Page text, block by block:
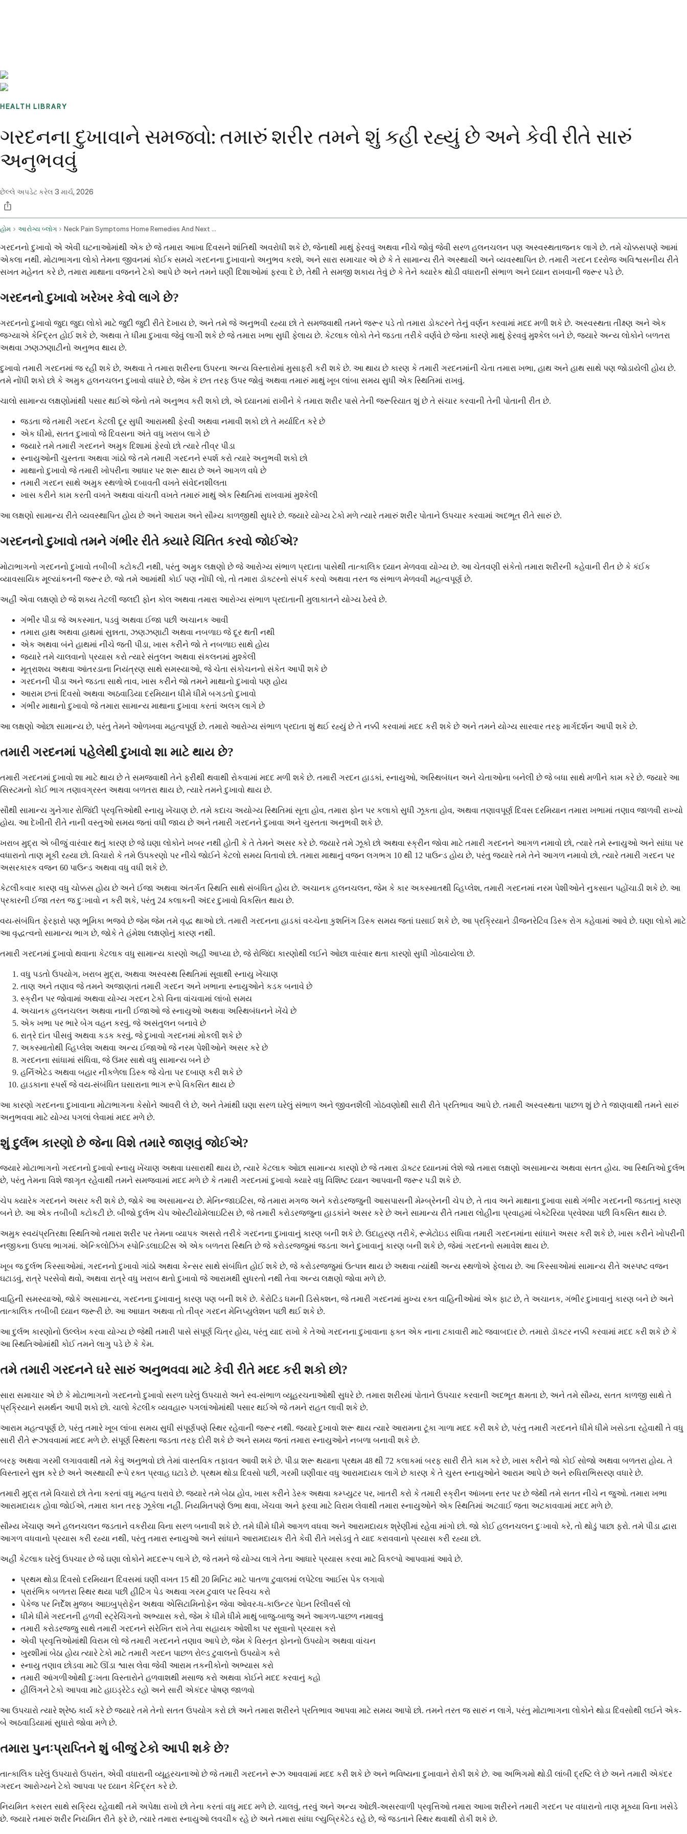
HEALTH LIBRARY
ગરદનના દુખાવાને સમજવો: તમારું શરીર તમને શું કહી રહ્યું છે અને કેવી રીતે સારું
અનુભવવું
છેલ્લે અપડેટ કરેલ 3 માર્ચ, 2026
હોમ આરોગ્ય બ્લોગ Neck Pain Symptoms Home Remedies And Next Steps
ગરદનનો દુખાવો એ એવી ઘટનાઓમાંથી એક છે જે તમારા આખા દિવસને શાંતિથી અવરોધી શકે છે, જેનાથી માથું ફેરવવું અથવા નીચે જોવું જેવી સરળ હલનચલન પણ અસ્વસ્થતાજનક લાગે છે. તમે ચોક્કસપણે આમાં
એકલા નથી. મોટાભાગના લોકો તેમના જીવનમાં કોઈક સમયે ગરદનના દુખાવાનો અનુભવ કરશે, અને સારા સમાચાર એ છે કે તે સામાન્ય રીતે અસ્થાયી અને વ્યવસ્થાપિત છે. તમારી ગરદન દરરોજ અવિશ્વસનીય રીતે
સખત મહેનત કરે છે, તમારા માથાના વજનને ટેકો આપે છે અને તમને ઘણી દિશાઓમાં ફરવા દે છે, તેથી તે સમજી શકાય તેવું છે કે તેને ક્યારેક થોડી વધારાની સંભાળ અને ધ્યાન રાખવાની જરૂર પડે છે.
ગરદનનો દુખાવો ખરેખર કેવો લાગે છે?
ગરદનનો દુખાવો જુદા જુદા લોકો માટે જુદી જુદી રીતે દેખાય છે, અને તમે જે અનુભવી રહ્યા છો તે સમજવાથી તમને જરૂર પડે તો તમારા ડોક્ટરને તેનું વર્ણન કરવામાં મદદ મળી શકે છે. અસ્વસ્થતા તીક્ષ્ણ અને એક
જગ્યાએ કેન્દ્રિત હોઈ શકે છે, અથવા તે ધીમા દુખાવા જેવું લાગી શકે છે જે તમારા ખભા સુધી ફેલાય છે. કેટલાક લોકો તેને જડતા તરીકે વર્ણવે છે જેના કારણે માથું ફેરવવું મુશ્કેલ બને છે, જ્યારે અન્ય લોકોને બળતરા
અથવા ઝણઝણાટીનો અનુભવ થાય છે.
દુખાવો તમારી ગરદનમાં જ રહી શકે છે, અથવા તે તમારા શરીરના ઉપરના અન્ય વિસ્તારોમાં મુસાફરી કરી શકે છે. આ થાય છે કારણ કે તમારી ગરદનમાંની ચેતા તમારા ખભા, હાથ અને હાથ સાથે પણ જોડાયેલી હોય છે.
તમે નોંધી શકો છો કે અમુક હલનચલન દુખાવો વધારે છે, જેમ કે છત તરફ ઉપર જોવું અથવા તમારું માથું ખૂબ લાંબા સમય સુધી એક સ્થિતિમાં રાખવું.
ચાલો સામાન્ય લક્ષણોમાંથી પસાર થઈએ જેનો તમે અનુભવ કરી શકો છો, એ ધ્યાનમાં રાખીને કે તમારા શરીર પાસે તેની જરૂરિયાત શું છે તે સંચાર કરવાની તેની પોતાની રીત છે.
જડતા જે તમારી ગરદન કેટલી દૂર સુધી આરામથી ફેરવી અથવા નમાવી શકો છો તે મર્યાદિત કરે છે
એક ધીમો, સતત દુખાવો જે દિવસના અંતે વધુ ખરાબ લાગે છે
જ્યારે તમે તમારી ગરદનને અમુક દિશામાં ફેરવો છો ત્યારે તીવ્ર પીડા
સ્નાયુઓની ચુસ્તતા અથવા ગાંઠો જે તમે તમારી ગરદનને સ્પર્શ કરો ત્યારે અનુભવી શકો છો
માથાનો દુખાવો જે તમારી ખોપરીના આધાર પર શરૂ થાય છે અને આગળ વધે છે
તમારી ગરદન સાથે અમુક સ્થળોએ દબાવતી વખતે સંવેદનશીલતા
ખાસ કરીને કામ કરતી વખતે અથવા વાંચતી વખતે તમારું માથું એક સ્થિતિમાં રાખવામાં મુશ્કેલી
આ લક્ષણો સામાન્ય રીતે વ્યવસ્થાપિત હોય છે અને આરામ અને સૌમ્ય કાળજીથી સુધરે છે. જ્યારે યોગ્ય ટેકો મળે ત્યારે તમારું શરીર પોતાને ઉપચાર કરવામાં અદભૂત રીતે સારું છે.
ગરદનનો દુખાવો તમને ગંભીર રીતે ક્યારે ચિંતિત કરવો જોઈએ?
મોટાભાગનો ગરદનનો દુખાવો તબીબી કટોકટી નથી, પરંતુ અમુક લક્ષણો છે જે આરોગ્ય સંભાળ પ્રદાતા પાસેથી તાત્કાલિક ધ્યાન મેળવવા યોગ્ય છે. આ ચેતવણી સંકેતો તમારા શરીરની કહેવાની રીત છે કે કંઈક
વ્યાવસાયિક મૂલ્યાંકનની જરૂર છે. જો તમે આમાંથી કોઈ પણ નોંધી લો, તો તમારા ડૉક્ટરનો સંપર્ક કરવો અથવા તરત જ સંભાળ મેળવવી મહત્વપૂર્ણ છે.
અહીં એવા લક્ષણો છે જે શક્ય તેટલી જલદી ફોન કોલ અથવા તમારા આરોગ્ય સંભાળ પ્રદાતાની મુલાકાતને યોગ્ય ઠેરવે છે.
ગંભીર પીડા જે અકસ્માત, પડવું અથવા ઈજા પછી અચાનક આવી
તમારા હાથ અથવા હાથમાં સુન્નતા, ઝણઝણાટી અથવા નબળાઇ જે દૂર થતી નથી
એક અથવા બંને હાથમાં નીચે જતી પીડા, ખાસ કરીને જો તે નબળાઇ સાથે હોય
જ્યારે તમે ચાલવાનો પ્રયાસ કરો ત્યારે સંતુલન અથવા સંકલનમાં મુશ્કેલી
મૂત્રાશય અથવા આંતરડાના નિયંત્રણ સાથે સમસ્યાઓ, જે ચેતા સંકોચનનો સંકેત આપી શકે છે
ગરદનની પીડા અને જડતા સાથે તાવ, ખાસ કરીને જો તમને માથાનો દુખાવો પણ હોય
આરામ છતાં દિવસો અથવા અઠવાડિયા દરમિયાન ધીમે ધીમે બગડતો દુખાવો
ગંભીર માથાનો દુખાવો જે તમારા સામાન્ય માથાના દુખાવા કરતાં અલગ લાગે છે
આ લક્ષણો ઓછા સામાન્ય છે, પરંતુ તેમને ઓળખવા મહત્વપૂર્ણ છે. તમારો આરોગ્ય સંભાળ પ્રદાતા શું થઈ રહ્યું છે તે નક્કી કરવામાં મદદ કરી શકે છે અને તમને યોગ્ય સારવાર તરફ માર્ગદર્શન આપી શકે છે.
તમારી ગરદનમાં પહેલેથી દુખાવો શા માટે થાય છે?
તમારી ગરદનમાં દુખાવો શા માટે થાય છે તે સમજવાથી તેને ફરીથી થવાથી રોકવામાં મદદ મળી શકે છે. તમારી ગરદન હાડકાં, સ્નાયુઓ, અસ્થિબંધન અને ચેતાઓના બનેલી છે જે બધા સાથે મળીને કામ કરે છે. જ્યારે આ
સિસ્ટમનો કોઈ ભાગ તણાવગ્રસ્ત અથવા બળતરા થાય છે, ત્યારે તમને દુખાવો થાય છે.
સૌથી સામાન્ય ગુનેગાર રોજિંદી પ્રવૃત્તિઓથી સ્નાયુ ખેંચાણ છે. તમે કદાચ અયોગ્ય સ્થિતિમાં સૂતા હોવ, તમારા ફોન પર કલાકો સુધી ઝૂકતા હોવ, અથવા તણાવપૂર્ણ દિવસ દરમિયાન તમારા ખભામાં તણાવ જાળવી રાખ્યો
હોય. આ દેખીતી રીતે નાની વસ્તુઓ સમય જતાં વધી જાય છે અને તમારી ગરદનને દુખાવા અને ચુસ્તતા અનુભવી શકે છે.
ખરાબ મુદ્રા એ બીજું વારંવાર થતું કારણ છે જે ઘણા લોકોને ખબર નથી હોતી કે તે તેમને અસર કરે છે. જ્યારે તમે ઝૂકો છો અથવા સ્ક્રીન જોવા માટે તમારી ગરદનને આગળ નમાવો છો, ત્યારે તમે સ્નાયુઓ અને સાંધા પર
વધારાનો તાણ મૂકી રહ્યા છો. વિચારો કે તમે ઉપકરણો પર નીચે જોઈને કેટલો સમય વિતાવો છો. તમારા માથાનું વજન લગભગ 10 થી 12 પાઉન્ડ હોય છે, પરંતુ જ્યારે તમે તેને આગળ નમાવો છો, ત્યારે તમારી ગરદન પર
અસરકારક વજન 60 પાઉન્ડ અથવા વધુ વધી શકે છે.
કેટલીકવાર કારણ વધુ ચોક્કસ હોય છે અને ઈજા અથવા અંતર્ગત સ્થિતિ સાથે સંબંધિત હોય છે. અચાનક હલનચલન, જેમ કે કાર અકસ્માતથી વ્હિપ્લેશ, તમારી ગરદનમાં નરમ પેશીઓને નુકસાન પહોંચાડી શકે છે. આ
પ્રકારની ઈજા તરત જ દુઃખાવો ન કરી શકે, પરંતુ 24 કલાકની અંદર દુખાવો વિકસિત થાય છે.
વય-સંબંધિત ફેરફારો પણ ભૂમિકા ભજવે છે જેમ જેમ તમે વૃદ્ધ થાઓ છો. તમારી ગરદનના હાડકાં વચ્ચેના કુશનિંગ ડિસ્ક સમય જતાં ઘસાઈ શકે છે, આ પ્રક્રિયાને ડીજનરેટિવ ડિસ્ક રોગ કહેવામાં આવે છે. ઘણા લોકો માટે
આ વૃદ્ધત્વનો સામાન્ય ભાગ છે, જોકે તે હંમેશા લક્ષણોનું કારણ નથી.
તમારી ગરદનમાં દુખાવો થવાના કેટલાક વધુ સામાન્ય કારણો અહીં આપ્યા છે, જે રોજિંદા કારણોથી લઈને ઓછા વારંવાર થતા કારણો સુધી ગોઠવાયેલા છે.
વધુ પડતો ઉપયોગ, ખરાબ મુદ્રા, અથવા અસ્વસ્થ સ્થિતિમાં સૂવાથી સ્નાયુ ખેંચાણ
તાણ અને તણાવ જે તમને અજાણતાં તમારી ગરદન અને ખભાના સ્નાયુઓને કડક બનાવે છે
સ્ક્રીન પર જોવામાં અથવા યોગ્ય ગરદન ટેકો વિના વાંચવામાં લાંબો સમય
અચાનક હલનચલન અથવા નાની ઈજાઓ જે સ્નાયુઓ અથવા અસ્થિબંધનને ખેંચે છે
એક ખભા પર ભારે બેગ વહન કરવું, જે અસંતુલન બનાવે છે
રાત્રે દાંત પીસવું અથવા કડક કરવું, જે દુખાવો ગરદનમાં મોકલી શકે છે
અકસ્માતોથી વ્હિપ્લેશ અથવા અન્ય ઈજાઓ જે નરમ પેશીઓને અસર કરે છે
ગરદનના સાંધામાં સંધિવા, જે ઉંમર સાથે વધુ સામાન્ય બને છે
હર્નિએટેડ અથવા બહાર નીકળેલા ડિસ્ક જે ચેતા પર દબાણ કરી શકે છે
હાડકાના સ્પર્સ જે વય-સંબંધિત ઘસારાના ભાગ રૂપે વિકસિત થાય છે
આ કારણો ગરદનના દુખાવાના મોટાભાગના કેસોને આવરી લે છે, અને તેમાંથી ઘણા સરળ ઘરેલું સંભાળ અને જીવનશૈલી ગોઠવણોથી સારી રીતે પ્રતિભાવ આપે છે. તમારી અસ્વસ્થતા પાછળ શું છે તે જાણવાથી તમને સારું
અનુભવવા માટે યોગ્ય પગલાં લેવામાં મદદ મળે છે.
શું દુર્લભ કારણો છે જેના વિશે તમારે જાણવું જોઈએ?
જ્યારે મોટાભાગનો ગરદનનો દુખાવો સ્નાયુ ખેંચાણ અથવા ઘસારાથી થાય છે, ત્યારે કેટલાક ઓછા સામાન્ય કારણો છે જે તમારા ડૉક્ટર ધ્યાનમાં લેશે જો તમારા લક્ષણો અસામાન્ય અથવા સતત હોય. આ સ્થિતિઓ દુર્લભ
છે, પરંતુ તેમના વિશે જાગૃત રહેવાથી તમને સમજવામાં મદદ મળે છે કે તમારી ગરદનમાં દુખાવો ક્યારે વધુ વિશિષ્ટ ધ્યાન આપવાની જરૂર પડી શકે છે.
ચેપ ક્યારેક ગરદનને અસર કરી શકે છે, જોકે આ અસામાન્ય છે. મેનિન્જાઇટિસ, જે તમારા મગજ અને કરોડરજ્જુની આસપાસની મેમ્બ્રેનની ચેપ છે, તે તાવ અને માથાના દુખાવા સાથે ગંભીર ગરદનની જડતાનું કારણ
બને છે. આ એક તબીબી કટોકટી છે. બીજો દુર્લભ ચેપ ઓસ્ટીયોમેલાઇટિસ છે, જે તમારી કરોડરજ્જુના હાડકાંને અસર કરે છે અને સામાન્ય રીતે તમારા લોહીના પ્રવાહમાં બેક્ટેરિયા પ્રવેશ્યા પછી વિકસિત થાય છે.
અમુક સ્વયંપ્રતિરક્ષા સ્થિતિઓ તમારા શરીર પર તેમના વ્યાપક અસરો તરીકે ગરદનના દુખાવાનું કારણ બની શકે છે. ઉદાહરણ તરીકે, રૂમેટોઇડ સંધિવા તમારી ગરદનમાંના સાંધાને અસર કરી શકે છે, ખાસ કરીને ખોપરીની
નજીકના ઉપલા ભાગમાં. એન્કિલોઝિંગ સ્પોન્ડિલાઇટિસ એ એક બળતરા સ્થિતિ છે જે કરોડરજ્જુમાં જડતા અને દુખાવાનું કારણ બની શકે છે, જેમાં ગરદનનો સમાવેશ થાય છે.
ખૂબ જ દુર્લભ કિસ્સાઓમાં, ગરદનનો દુખાવો ગાંઠો અથવા કેન્સર સાથે સંબંધિત હોઈ શકે છે, જે કરોડરજ્જુમાં ઉત્પન્ન થાય છે અથવા ત્યાંથી અન્ય સ્થળોએ ફેલાય છે. આ કિસ્સાઓમાં સામાન્ય રીતે અસ્પષ્ટ વજન
ઘટાડવું, રાત્રે પરસેવો થવો, અથવા રાત્રે વધુ ખરાબ થતો દુખાવો જે આરામથી સુધરતો નથી તેવા અન્ય લક્ષણો જોવા મળે છે.
વાહિની સમસ્યાઓ, જોકે અસામાન્ય, ગરદનના દુખાવાનું કારણ પણ બની શકે છે. કેરોટિડ ધમની ડિસેક્શન, જે તમારી ગરદનમાં મુખ્ય રક્ત વાહિનીઓમાં એક ફાટ છે, તે અચાનક, ગંભીર દુખાવાનું કારણ બને છે અને
તાત્કાલિક તબીબી ધ્યાન જરૂરી છે. આ આઘાત અથવા તો તીવ્ર ગરદન મેનિપ્યુલેશન પછી થઈ શકે છે.
આ દુર્લભ કારણોનો ઉલ્લેખ કરવા યોગ્ય છે જેથી તમારી પાસે સંપૂર્ણ ચિત્ર હોય, પરંતુ યાદ રાખો કે તેઓ ગરદનના દુખાવાના ફક્ત એક નાના ટકાવારી માટે જવાબદાર છે. તમારો ડૉક્ટર નક્કી કરવામાં મદદ કરી શકે છે કે
આ સ્થિતિઓમાંથી કોઈ તમને લાગુ પડે છે કે કેમ.
તમે તમારી ગરદનને ઘરે સારું અનુભવવા માટે કેવી રીતે મદદ કરી શકો છો?
સારા સમાચાર એ છે કે મોટાભાગનો ગરદનનો દુખાવો સરળ ઘરેલું ઉપચારો અને સ્વ-સંભાળ વ્યૂહરચનાઓથી સુધરે છે. તમારા શરીરમાં પોતાને ઉપચાર કરવાની અદભૂત ક્ષમતા છે, અને તમે સૌમ્ય, સતત કાળજી સાથે તે
પ્રક્રિયાને સમર્થન આપી શકો છો. ચાલો કેટલીક વ્યવહારુ પગલાંઓમાંથી પસાર થઈએ જે તમને રાહત લાવી શકે છે.
આરામ મહત્વપૂર્ણ છે, પરંતુ તમારે ખૂબ લાંબા સમય સુધી સંપૂર્ણપણે સ્થિર રહેવાની જરૂર નથી. જ્યારે દુખાવો શરૂ થાય ત્યારે આરામના ટૂંકા ગાળા મદદ કરી શકે છે, પરંતુ તમારી ગરદનને ધીમે ધીમે ખસેડતા રહેવાથી તે વધુ
સારી રીતે રૂઝાવવામાં મદદ મળે છે. સંપૂર્ણ સ્થિરતા જડતા તરફ દોરી શકે છે અને સમય જતાં તમારા સ્નાયુઓને નબળા બનાવી શકે છે.
બરફ અથવા ગરમી લગાવવાથી તમે કેવું અનુભવો છો તેમાં વાસ્તવિક તફાવત આવી શકે છે. પીડા શરૂ થયાના પ્રથમ 48 થી 72 કલાકમાં બરફ સારી રીતે કામ કરે છે, ખાસ કરીને જો કોઈ સોજો અથવા બળતરા હોય. તે
વિસ્તારને સુન્ન કરે છે અને અસ્થાયી રૂપે રક્ત પ્રવાહ ઘટાડે છે. પ્રથમ થોડા દિવસો પછી, ગરમી ઘણીવાર વધુ આરામદાયક લાગે છે કારણ કે તે ચુસ્ત સ્નાયુઓને આરામ આપે છે અને રુધિરાભિસરણ વધારે છે.
તમારી મુદ્રા તમે વિચારો છો તેના કરતાં વધુ મહત્વ ધરાવે છે. જ્યારે તમે બેઠા હોવ, ખાસ કરીને ડેસ્ક અથવા કમ્પ્યુટર પર, ખાતરી કરો કે તમારી સ્ક્રીન આંખના સ્તર પર છે જેથી તમે સતત નીચે ન જુઓ. તમારા ખભા
આરામદાયક હોવા જોઈએ, તમારા કાન તરફ ઝૂકેલા નહીં. નિયમિતપણે ઉભા થવા, ખેંચવા અને ફરવા માટે વિરામ લેવાથી તમારા સ્નાયુઓને એક સ્થિતિમાં અટવાઈ જતા અટકાવવામાં મદદ મળે છે.
સૌમ્ય ખેંચાણ અને હલનચલન જડતાને વકરીયા વિના સરળ બનાવી શકે છે. તમે ધીમે ધીમે આગળ વધવા અને આરામદાયક શ્રેણીમાં રહેવા માંગો છો. જો કોઈ હલનચલન દુઃખાવો કરે, તો થોડું પાછા ફરો. તમે પીડા દ્વારા
આગળ વધવાનો પ્રયાસ કરી રહ્યા નથી, પરંતુ તમારા સ્નાયુઓ અને સાંધાને આરામદાયક રીતે કેવી રીતે ખસેડવું તે યાદ કરાવવાનો પ્રયાસ કરી રહ્યા છો.
અહીં કેટલાક ઘરેલું ઉપચાર છે જે ઘણા લોકોને મદદરૂપ લાગે છે, જે તમને જે યોગ્ય લાગે તેના આધારે પ્રયાસ કરવા માટે વિકલ્પો આપવામાં આવે છે.
પ્રથમ થોડા દિવસો દરમિયાન દિવસમાં ઘણી વખત 15 થી 20 મિનિટ માટે પાતળા ટુવાલમાં લપેટેલા આઈસ પેક લગાવો
પ્રારંભિક બળતરા સ્થિર થયા પછી હીટિંગ પેડ અથવા ગરમ ટુવાલ પર સ્વિચ કરો
પેકેજ પર નિર્દેશ મુજબ આઇબુપ્રોફેન અથવા એસિટામિનોફેન જેવા ઓવર-ધ-કાઉન્ટર પેઇન રિલીવર્સ લો
ધીમે ધીમે ગરદનની હળવી સ્ટ્રેચિંગનો અભ્યાસ કરો, જેમ કે ધીમે ધીમે માથું બાજુ-બાજુ અને આગળ-પાછળ નમાવવું
તમારી કરોડરજ્જુ સાથે તમારી ગરદનને સંરેખિત રાખે તેવા સહાયક ઓશીકા પર સૂવાનો પ્રયાસ કરો
એવી પ્રવૃત્તિઓમાંથી વિરામ લો જે તમારી ગરદનને તણાવ આપે છે, જેમ કે વિસ્તૃત ફોનનો ઉપયોગ અથવા વાંચન
ખુરશીમાં બેઠા હોય ત્યારે ટેકો માટે તમારી ગરદન પાછળ રોલ્ડ ટુવાલનો ઉપયોગ કરો
સ્નાયુ તણાવ છોડવા માટે ઊંડા શ્વાસ લેવા જેવી આરામ તકનીકોનો અભ્યાસ કરો
તમારી આંગળીઓથી દુઃખતા વિસ્તારોને હળવાશથી મસાજ કરો અથવા કોઈને મદદ કરવાનું કહો
હીલિંગને ટેકો આપવા માટે હાઇડ્રેટેડ રહો અને સારી એકંદર પોષણ જાળવો
આ ઉપચારો ત્યારે શ્રેષ્ઠ કાર્ય કરે છે જ્યારે તમે તેનો સતત ઉપયોગ કરો છો અને તમારા શરીરને પ્રતિભાવ આપવા માટે સમય આપો છો. તમને તરત જ સારું ન લાગે, પરંતુ મોટાભાગના લોકોને થોડા દિવસોથી લઈને એક-
બે અઠવાડિયામાં સુધારો જોવા મળે છે.
તમારા પુનઃપ્રાપ્તિને શું બીજું ટેકો આપી શકે છે?
તાત્કાલિક ઘરેલું ઉપચારો ઉપરાંત, એવી વધારાની વ્યૂહરચનાઓ છે જે તમારી ગરદનને રૂઝ આવવામાં મદદ કરી શકે છે અને ભવિષ્યના દુખાવાને રોકી શકે છે. આ અભિગમો થોડી લાંબી દ્રષ્ટિ લે છે અને તમારી એકંદર
ગરદન આરોગ્યને ટેકો આપવા પર ધ્યાન કેન્દ્રિત કરે છે.
નિયમિત કસરત સાથે સક્રિય રહેવાથી તમે અપેક્ષા રાખો છો તેના કરતાં વધુ મદદ મળે છે. ચાલવું, તરવું અને અન્ય ઓછી-અસરવાળી પ્રવૃત્તિઓ તમારા આખા શરીરને તમારી ગરદન પર વધારાનો તાણ મૂક્યા વિના ખસેડે
છે. જ્યારે તમારું શરીર નિયમિત રીતે ફરે છે, ત્યારે તમારા સ્નાયુઓ લવચીક રહે છે અને તમારા સાંધા લ્યુબ્રિકેટેડ રહે છે, જે જડતાને સ્થિર થવાથી રોકી શકે છે.